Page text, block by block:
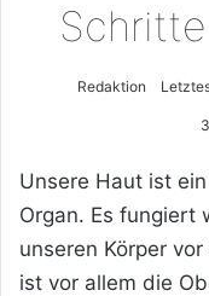
Redaktion
Unsere Haut ist
Organ. Es fungiert
unseren Körper
ist vor allem die